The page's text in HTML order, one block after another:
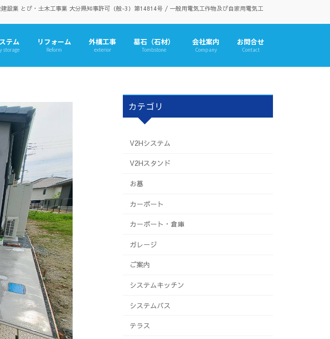
設業 とび・土木工事業 大分県知事許可（般-3）第14814号 / 一般用電気工作物及び自家用電気工
テム
storage
リフォーム
Reform
外構工事
exterior
墓石（石材）
Tombstone
会社案内
Company
お問合せ
Contact
カテゴリ
V2Hシステム
V2Hスタンド
お墓
カーポート
カーポート・倉庫
ガレージ
ご案内
システムキッチン
システムバス
テラス